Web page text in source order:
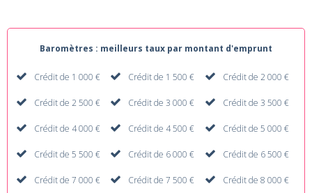
Baromètres : meilleurs taux par montant d'emprunt
Crédit de 1 000 € Crédit de 1 500 € Crédit de 2 000 €
Crédit de 2 500 € Crédit de 3 000 € Crédit de 3 500 €
Crédit de 4 000 € Crédit de 4 500 € Crédit de 5 000 €
Crédit de 5 500 € Crédit de 6 000 € Crédit de 6 500 €
Crédit de 7 000 € Crédit de 7 500 € Crédit de 8 000 €